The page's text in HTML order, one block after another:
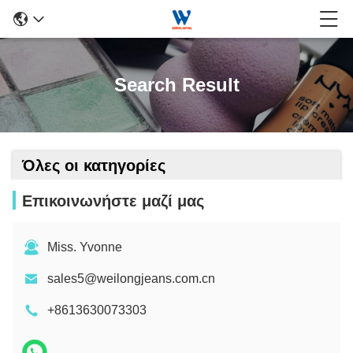
Search Result
Όλες οι κατηγορίες
Επικοινωνήστε μαζί μας
Miss. Yvonne
sales5@weilongjeans.com.cn
+8613630073303